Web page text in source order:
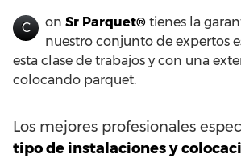
C on Sr Parquet® tienes la
nuestro conjunto de expertos
esta clase de trabajos y con una
colocando parquet.
Los mejores profesionales
tipo de instalaciones y